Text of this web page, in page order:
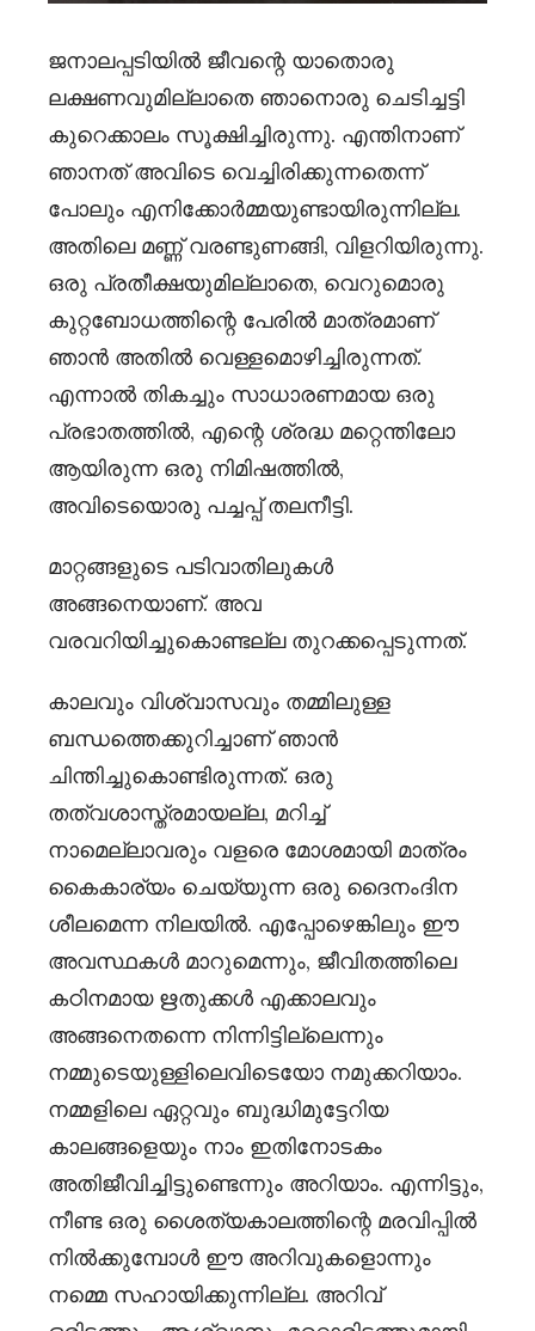
ജനാലപ്പടിയിൽ ജീവന്റെ യാതൊരു
ലക്ഷണവുമില്ലാതെ ഞാനൊരു ചെടിച്ചട്ടി
കുറെക്കാലം സൂക്ഷിച്ചിരുന്നു. എന്തിനാണ്
ഞാനത് അവിടെ വെച്ചിരിക്കുന്നതെന്ന്
പോലും എനിക്കോർമ്മയുണ്ടായിരുന്നില്ല.
അതിലെ മണ്ണ് വരണ്ടുണങ്ങി, വിളറിയിരുന്നു.
ഒരു പ്രതീക്ഷയുമില്ലാതെ, വെറുമൊരു
കുറ്റബോധത്തിന്റെ പേരിൽ മാത്രമാണ്
ഞാൻ അതിൽ വെള്ളമൊഴിച്ചിരുന്നത്.
എന്നാൽ തികച്ചും സാധാരണമായ ഒരു
പ്രഭാതത്തിൽ, എന്റെ ശ്രദ്ധ മറ്റെന്തിലോ
ആയിരുന്ന ഒരു നിമിഷത്തിൽ,
അവിടെയൊരു പച്ചപ്പ് തലനീട്ടി.
മാറ്റങ്ങളുടെ പടിവാതിലുകൾ
അങ്ങനെയാണ്. അവ
വരവറിയിച്ചുകൊണ്ടല്ല തുറക്കപ്പെടുന്നത്.
കാലവും വിശ്വാസവും തമ്മിലുള്ള
ബന്ധത്തെക്കുറിച്ചാണ് ഞാൻ
ചിന്തിച്ചുകൊണ്ടിരുന്നത്. ഒരു
തത്വശാസ്ത്രമായല്ല, മറിച്ച്
നാമെല്ലാവരും വളരെ മോശമായി മാത്രം
കൈകാര്യം ചെയ്യുന്ന ഒരു ദൈനംദിന
ശീലമെന്ന നിലയിൽ. എപ്പോഴെങ്കിലും ഈ
അവസ്ഥകൾ മാറുമെന്നും, ജീവിതത്തിലെ
കഠിനമായ ഋതുക്കൾ എക്കാലവും
അങ്ങനെതന്നെ നിന്നിട്ടില്ലെന്നും
നമ്മുടെയുള്ളിലെവിടെയോ നമുക്കറിയാം.
നമ്മളിലെ ഏറ്റവും ബുദ്ധിമുട്ടേറിയ
കാലങ്ങളെയും നാം ഇതിനോടകം
അതിജീവിച്ചിട്ടുണ്ടെന്നും അറിയാം. എന്നിട്ടും,
നീണ്ട ഒരു ശൈത്യകാലത്തിന്റെ മരവിപ്പിൽ
നിൽക്കുമ്പോൾ ഈ അറിവുകളൊന്നും
നമ്മെ സഹായിക്കുന്നില്ല. അറിവ്